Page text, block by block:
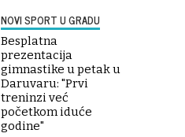
NOVI SPORT U GRADU
Besplatna
prezentacija
gimnastike u petak u
Daruvaru: "Prvi
treninzi već
početkom iduće
godine"